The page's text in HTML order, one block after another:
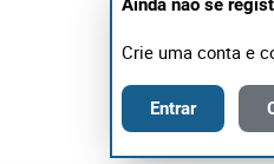
Ainda não se
Crie uma conta e
Entrar